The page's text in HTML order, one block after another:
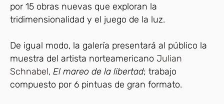
por 15 obras nuevas que exploran la
tridimensionalidad y el juego de la luz.
De igual modo, la galería presentará al público la
muestra del artista norteamericano Julian
Schnabel, El mareo de la libertad; trabajo
compuesto por 6 pintuas de gran formato.